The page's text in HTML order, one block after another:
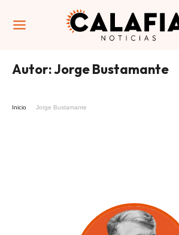
Autor:Jorge Bustamante
Inicio Jorge Bustamante